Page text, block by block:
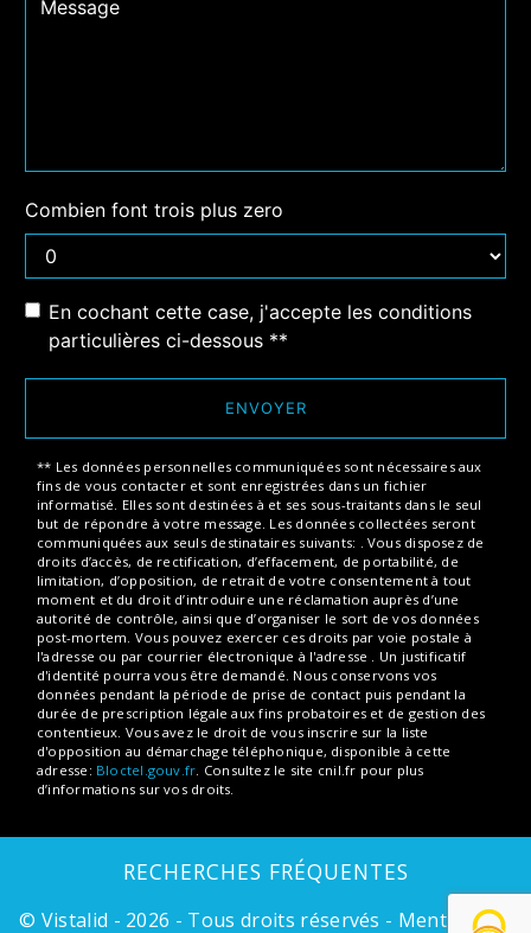
Combien font trois plus zero
En cochant cette case, j'accepte les conditions
particulières ci-dessous **
ENVOYER
** Les données personnelles communiquées sont nécessaires aux
fins de vous contacter et sont enregistrées dans un fichier
informatisé. Elles sont destinées à et ses sous-traitants dans le seul
but de répondre à votre message. Les données collectées seront
communiquées aux seuls destinataires suivants: . Vous disposez de
droits d’accès, de rectification, d’effacement, de portabilité, de
limitation, d’opposition, de retrait de votre consentement à tout
moment et du droit d’introduire une réclamation auprès d’une
autorité de contrôle, ainsi que d’organiser le sort de vos données
post-mortem. Vous pouvez exercer ces droits par voie postale à
l'adresse ou par courrier électronique à l'adresse . Un justificatif
d'identité pourra vous être demandé. Nous conservons vos
données pendant la période de prise de contact puis pendant la
durée de prescription légale aux fins probatoires et de gestion des
contentieux. Vous avez le droit de vous inscrire sur la liste
d'opposition au démarchage téléphonique, disponible à cette
adresse: Bloctel.gouv.fr . Consultez le site cnil.fr pour plus
d’informations sur vos droits.
RECHERCHES FRÉQUENTES
© Vistalid - 2026 - Tous droits réservés - Mentions